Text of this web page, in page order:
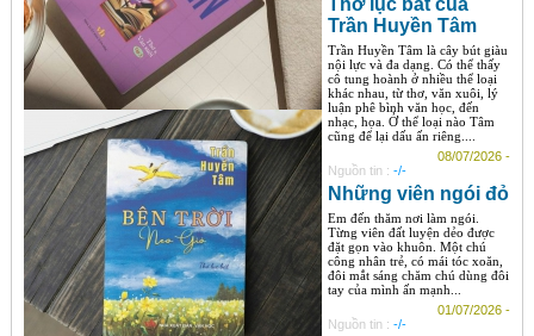
Thơ lục bát của
Trần Huyền Tâm
Trần Huyền Tâm là cây bút giàu
nội lực và đa dạng. Có thể thấy
cô tung hoành ở nhiều thể loại
khác nhau, từ thơ, văn xuôi, lý
luận phê bình văn học, đến
nhạc, họa. Ở thể loại nào Tâm
cũng để lại dấu ấn riêng....
08/07/2026 -
Nguồn tin : -/-
Những viên ngói đỏ
Em đến thăm nơi làm ngói.
Từng viên đất luyện dẻo được
đặt gọn vào khuôn. Một chú
công nhân trẻ, có mái tóc xoăn,
đôi mắt sáng chăm chú dùng đôi
tay của mình ấn mạnh...
01/07/2026 -
Nguồn tin : -/-